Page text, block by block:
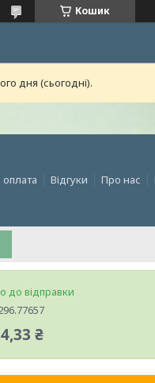
Кошик
дня (сьогодні).
оплата Відгуки Про нас
до відправки
₴